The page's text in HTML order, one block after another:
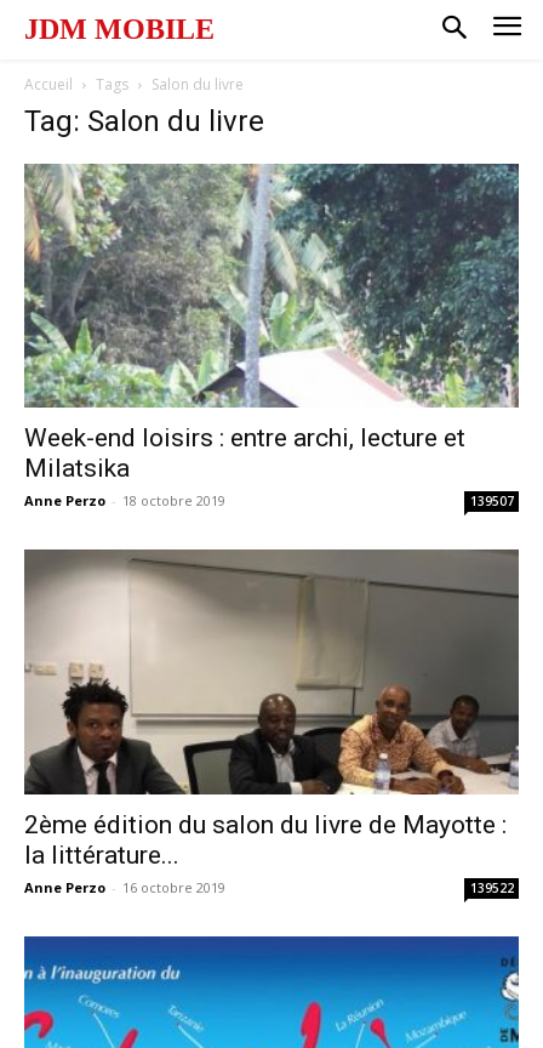
JDM MOBILE
Accueil Tags Salon du livre
Tag: Salon du livre
Week-end loisirs : entre archi, lecture et
Milatsika
Anne Perzo - 18 octobre 2019 139507
2ème édition du salon du livre de Mayotte :
la littérature...
Anne Perzo - 16 octobre 2019 139522